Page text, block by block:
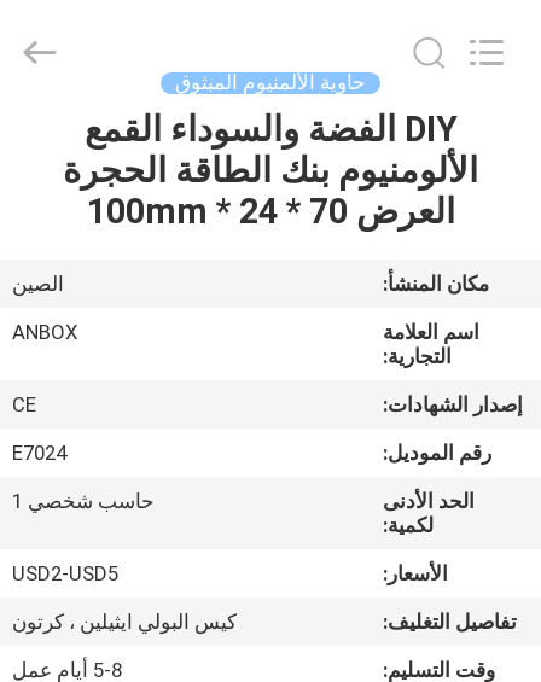
منزل،
معلومات
جولة
مراقبة
الجودة
حاوية الألمنيوم المبثوق
DIY الفضة والسوداء القمع
الألومنيوم بنك الطاقة الحجرة
العرض 70 * 24 * 100mm
مكان المنشأ:
الصين
اسم العلامة
التجارية:
ANBOX
إصدار الشهادات:
CE
رقم الموديل:
E7024
الحد الأدنى
لكمية:
حاسب شخصي 1
الأسعار:
USD2-USD5
تفاصيل التغليف:
كيس البولي ايثيلين ، كرتون
وقت التسليم:
5-8 أيام عمل